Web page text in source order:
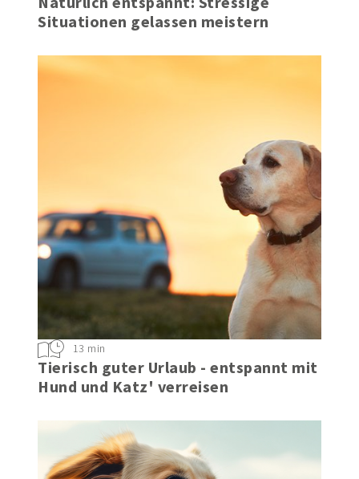
Situationen gelassen meistern
Tierisch guter Urlaub - entspannt mit
Hund und Katz' verreisen
13 min